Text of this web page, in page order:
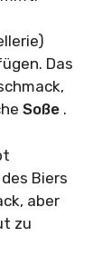
Das
Soße .
Biers
aber
zu